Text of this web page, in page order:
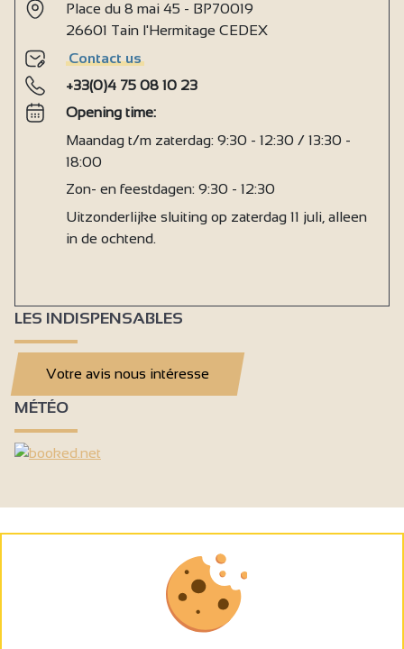
Place du 8 mai 45 - BP70019
26601 Tain l'Hermitage CEDEX
Contact us
+33(0)4 75 08 10 23
Opening time:
Maandag t/m zaterdag: 9:30 - 12:30 / 13:30 -
18:00
Zon- en feestdagen: 9:30 - 12:30
Uitzonderlijke sluiting op zaterdag 11 juli, alleen
in de ochtend.
LES INDISPENSABLES
Votre avis nous intéresse
MÉTÉO